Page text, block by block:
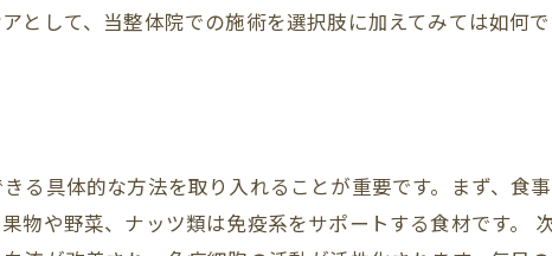
として、当整体院での施術を選択肢に加えてみては如何で
る具体的な方法を取り入れることが重要です。まず、食
物や野菜、ナッツ類は免疫系をサポートする食材です。